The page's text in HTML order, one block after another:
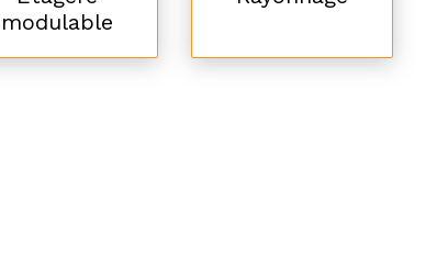
modulable